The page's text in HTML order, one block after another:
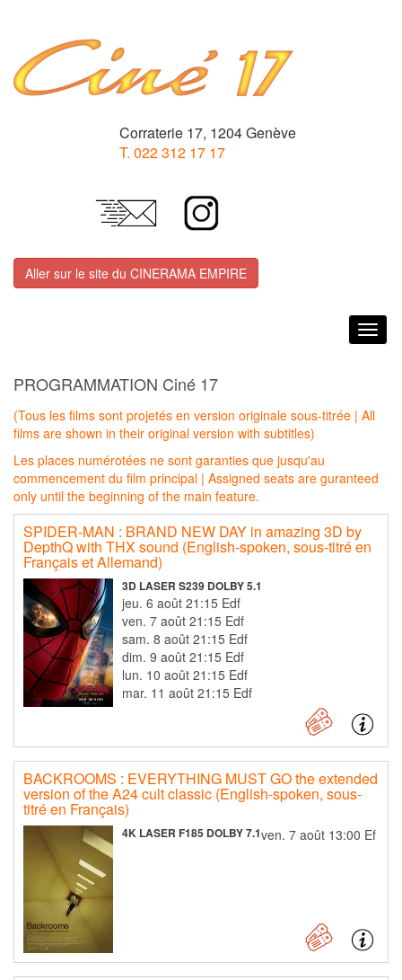
Corraterie 17, 1204 Genève
T. 022 312 17 17
Aller sur le site du CINERAMA EMPIRE
PROGRAMMATION Ciné 17
(Tous les films sont projetés en version originale sous-titrée | All
films are shown in their original version with subtitles)
Les places numérotées ne sont garanties que jusqu'au
commencement du film principal | Assigned seats are guranteed
only until the beginning of the main feature.
SPIDER-MAN : BRAND NEW DAY in amazing 3D by
DepthQ with THX sound (English-spoken, sous-titré en
Français et Allemand)
3D LASER S239 DOLBY 5.1
jeu. 6 août 21:15 Edf
ven. 7 août 21:15 Edf
sam. 8 août 21:15 Edf
dim. 9 août 21:15 Edf
lun. 10 août 21:15 Edf
mar. 11 août 21:15 Edf
BACKROOMS : EVERYTHING MUST GO the extended
version of the A24 cult classic (English-spoken, sous-
titré en Français)
4K LASER F185 DOLBY 7.1ven. 7 août 13:00 Ef